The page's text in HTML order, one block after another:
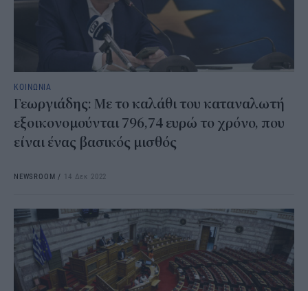
ΚΟΙΝΩΝΙΑ
Γεωργιάδης: Με το καλάθι του καταναλωτή
εξοικονομούνται 796,74 ευρώ το χρόνο, που
είναι ένας βασικός μισθός
NEWSROOM / 14 Δεκ 2022